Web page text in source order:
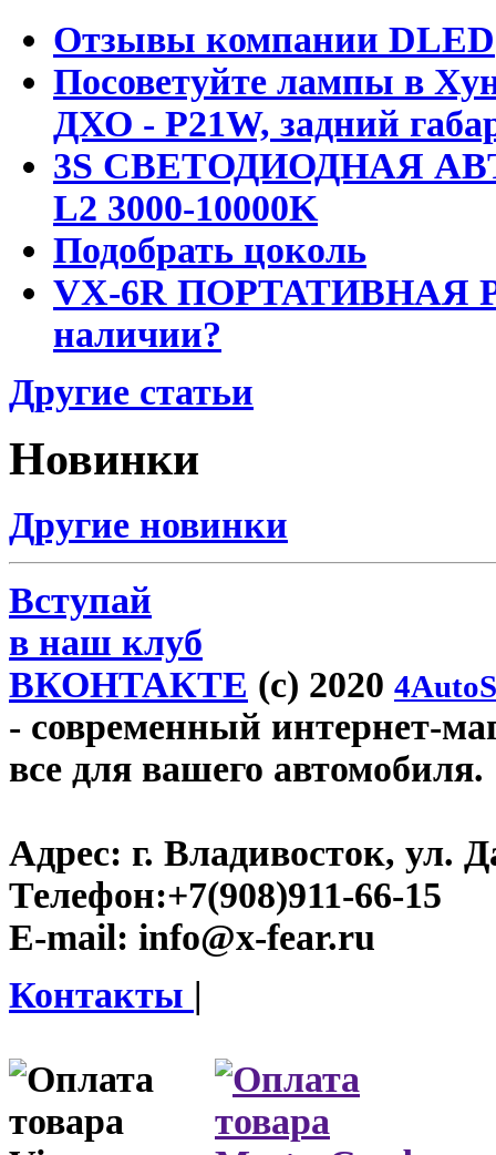
Отзывы компании DLED
Посоветуйте лампы в
ДХО - P21W, задний
3S СВЕТОДИОДНАЯ
L2 3000-10000K
Подобрать цоколь
VX-6R ПОРТАТИВНАЯ
наличии?
Другие статьи
Новинки
Другие новинки
Вступай
в наш клуб
ВКОНТАКТЕ (c) 2020
- современный интернет-
все для вашего автомобиля.
Адрес: г. Владивосток, ул.
Телефон:+7(908)911-66-15
E-mail: info@x-fear.ru
Контакты |